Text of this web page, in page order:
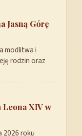
Jasną Górę
modlitwa i
rodzin oraz
XIV w
2026 roku